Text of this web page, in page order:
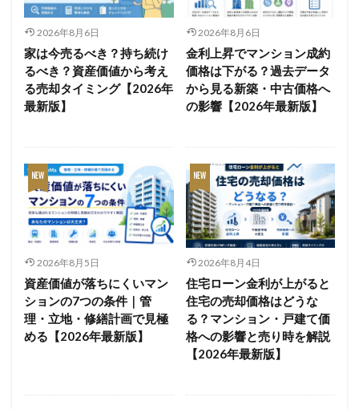
2026年8月6日
家は今売るべき？持ち続け
るべき？資産価値から考え
る売却タイミング【2026年
最新版】
2026年8月6日
金利上昇でマンション成約
価格は下がる？過去データ
から見る新築・中古価格へ
の影響【2026年最新版】
2026年8月5日
資産価値が落ちにくいマン
ションの7つの条件｜管
理・立地・修繕計画で見極
める【2026年最新版】
2026年8月4日
住宅ローン金利が上がると
住宅の売却価格はどうな
る？マンション・戸建て価
格への影響と売り時を解説
【2026年最新版】